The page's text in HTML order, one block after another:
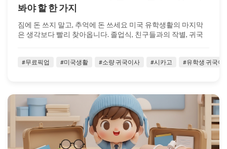
봐야 할 한 가지
짐에 돈 쓰지 말고, 추억에 돈 쓰세요 미국 유학생활의 마지막
은 생각보다 빨리 찾아옵니다. 졸업식, 친구들과의 작별, 귀국
#무료픽업 #미국생활 #소량 귀국이사 #시카고 #유학생 귀국이